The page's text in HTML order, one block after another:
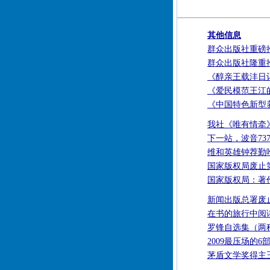
其他信息
群众出版社重
群众出版社隆重
《醇亲王载沣
《爱民模范王
《中国特色新
我社《唯有情牵
下一站，波音
维和英雄钟荐勤
国家版权局废止
国家版权局：著
新闻出版总署废
在书的旅行中阅
罗锋自选集（两
2009最压场的6
茅盾文学奖得主